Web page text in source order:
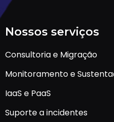
Nossos serviços
Consultoria e Migração
Monitoramento e
IaaS e PaaS
Suporte a incidentes